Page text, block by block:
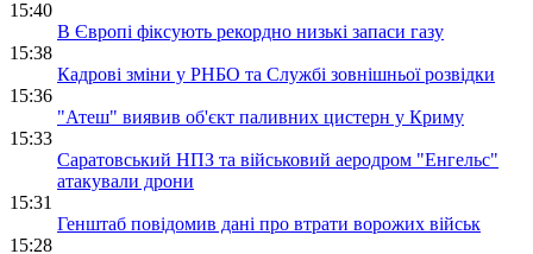
15:40
В Європі фіксують рекордно низькі запаси газу
15:38
Кадрові зміни у РНБО та Службі зовнішньої розвідки
15:36
"Атеш" виявив об'єкт паливних цистерн у Криму
15:33
Саратовський НПЗ та військовий аеродром "Енгельс"
атакували дрони
15:31
Генштаб повідомив дані про втрати ворожих військ
15:28